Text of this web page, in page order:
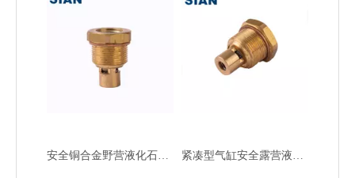
安全铜合金野营液化石油气阀门 紧凑型气缸安全露营液化石油气阀